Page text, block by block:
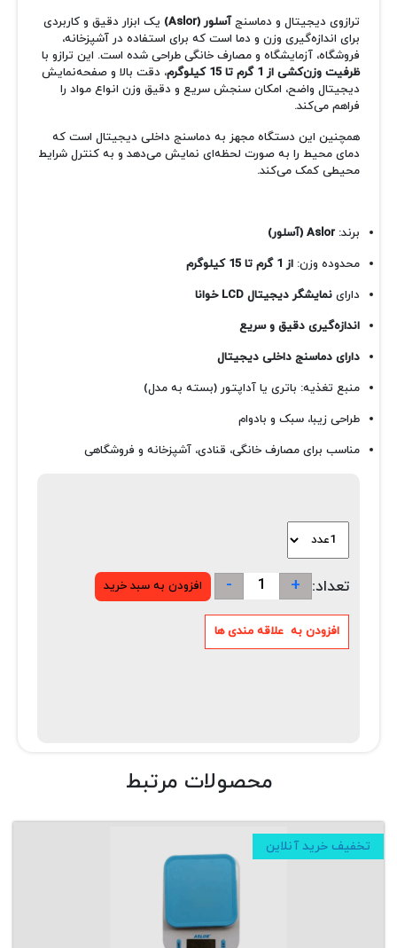
ترازوی دیجیتال و دماسنجآسلور (Aslor)
یک ابزار دقیق و کاربردی
برای اندازه‌گیری وزن و دما است که برای استفاده در آشپزخانه،
فروشگاه، آزمایشگاه و مصارف خانگی طراحی شده است. این ترازو با
ظرفیت وزن‌کشی از 1 گرم تا 15 کیلوگرم
، دقت بالا و صفحه‌نمایش
دیجیتال واضح، امکان سنجش سریع و دقیق وزن انواع مواد را
فراهم می‌کند.
همچنین این دستگاه مجهز به دماسنج داخلی دیجیتال است که
دمای محیط را به صورت لحظه‌ای نمایش می‌دهد و به کنترل شرایط
محیطی کمک می‌کند.
برند:Aslor (آسلور)
محدوده وزن: از 1 گرم تا 15 کیلوگرم
دارای نمایشگر دیجیتال LCD خوانا
اندازه‌گیری دقیق و سریع
دارای دماسنج داخلی دیجیتال
منبع تغذیه: باتری یا آداپتور (بسته به مدل)
طراحی زیبا، سبک و بادوام
مناسب برای مصارف خانگی، قنادی، آشپزخانه و فروشگاهی
تعداد: +
-
محصولات مرتبط
تخفیف خرید آنلاین